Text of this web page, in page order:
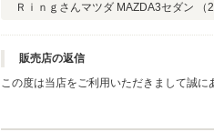
Ｒｉｎｇさんマツダ MAZDA3セダン （
販売店の返信
この度は当店をご利用いただきまして誠